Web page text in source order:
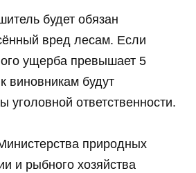
будет обязан
вред лесам. Если
ущерба превышает 5
виновникам будут
уголовной ответственности.
природных
и рыбного хозяйства